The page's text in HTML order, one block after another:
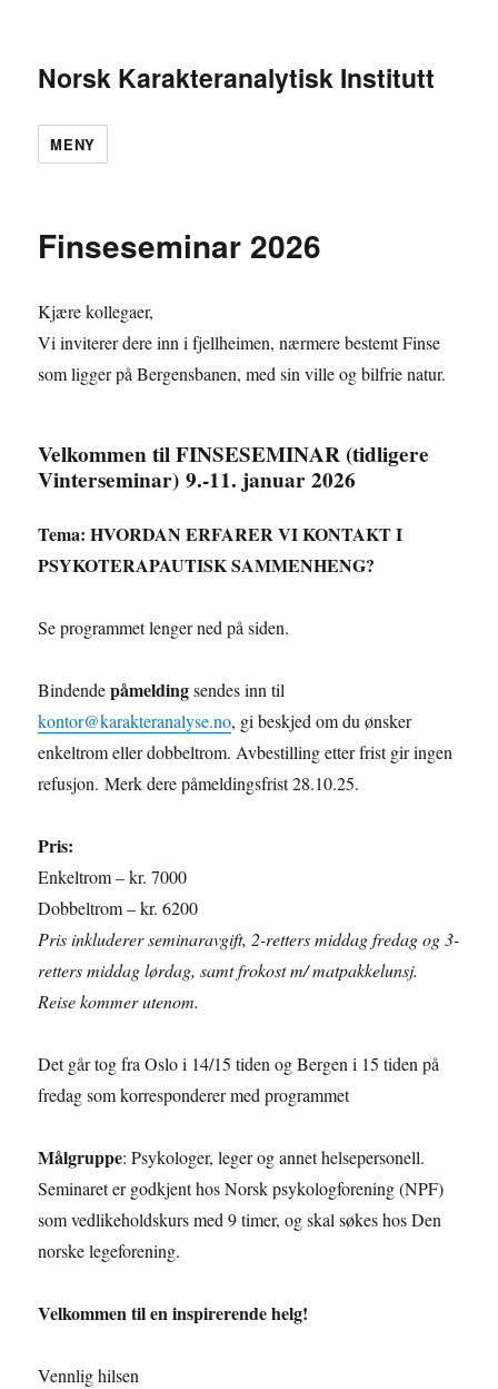
Norsk Karakteranalytisk Institutt
MENY
Nyheter
Finseseminar 2026
Kjære kollegaer,
Vi inviterer dere inn i fjellheimen, nærmere bestemt Finse
som ligger på Bergensbanen, med sin ville og bilfrie natur.
Velkommen til FINSESEMINAR (tidligere
Vinterseminar) 9.-11. januar 2026
Tema: HVORDAN ERFARER VI KONTAKT I
PSYKOTERAPAUTISK SAMMENHENG?
Se programmet lenger ned på siden.
Bindendepåmeldingsendes inn til
kontor@karakteranalyse.no, gi beskjed om du ønsker
enkeltrom eller dobbeltrom. Avbestilling etter frist gir ingen
refusjon. Merk dere påmeldingsfrist 28.10.25.
Pris:
Enkeltrom – kr. 7000
Dobbeltrom – kr. 6200
Pris inkluderer seminaravgift, 2-retters middag fredag og 3-
retters middag lørdag, samt frokost m/ matpakkelunsj.
Reise kommer utenom.
Det går tog fra Oslo i 14/15 tiden og Bergen i 15 tiden på
fredag som korresponderer med programmet
Målgruppe: Psykologer, leger og annet helsepersonell.
Seminaret er godkjent hos Norsk psykologforening (NPF)
som vedlikeholdskurs med 9 timer, og skal søkes hos Den
norske legeforening.
Velkommen til en inspirerende helg!
Vennlig hilsen